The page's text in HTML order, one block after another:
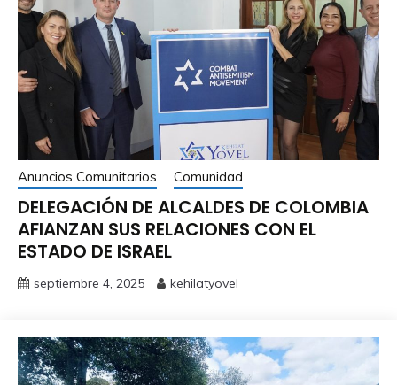
Anuncios Comunitarios Comunidad
DELEGACIÓN DE ALCALDES DE COLOMBIA
AFIANZAN SUS RELACIONES CON EL
ESTADO DE ISRAEL
septiembre 4, 2025 kehilatyovel